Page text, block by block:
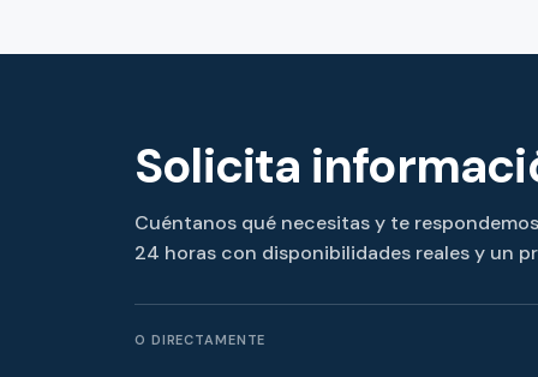
Solicita
Cuéntanos qué necesitas y te
24 horas con disponibilidades reales y un
O DIRECTAMENTE